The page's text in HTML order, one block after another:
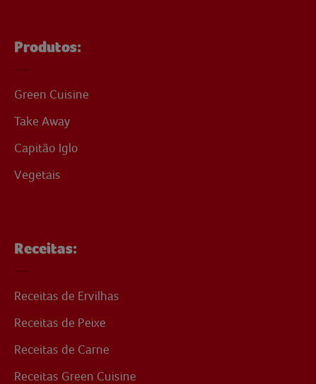
Produtos:
Green Cuisine
Take Away
Capitão Iglo
Vegetais
Receitas:
Receitas de Ervilhas
Receitas de Peixe
Receitas de Carne
Receitas Green Cuisine